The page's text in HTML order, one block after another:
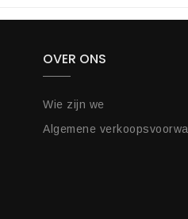
OVER ONS
Wie zijn we
Algemene